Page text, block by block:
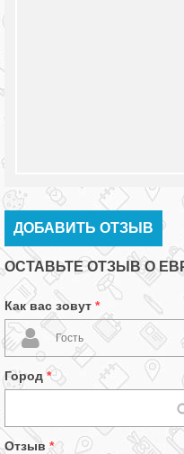
ДОБАВИТЬ ОТЗЫВ
ОСТАВЬТЕ ОТЗЫВ О
Как вас зовут *
Город *
Отзыв *